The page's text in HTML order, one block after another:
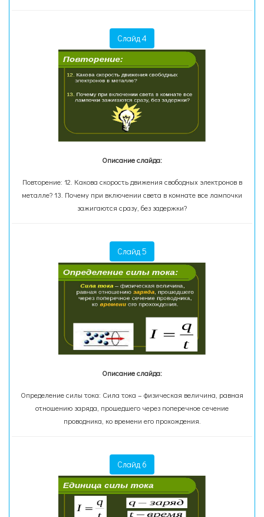
Слайд 4
Описание слайда:
Повторение: 12. Какова скорость движения свободных электронов в
металле? 13. Почему при включении света в комнате все лампочки
зажигаются сразу, без задержки?
Слайд 5
Описание слайда:
Определение силы тока: Сила тока – физическая величина, равная
отношению заряда, прошедшего через поперечное сечение
проводника, ко времени его прохождения.
Слайд 6